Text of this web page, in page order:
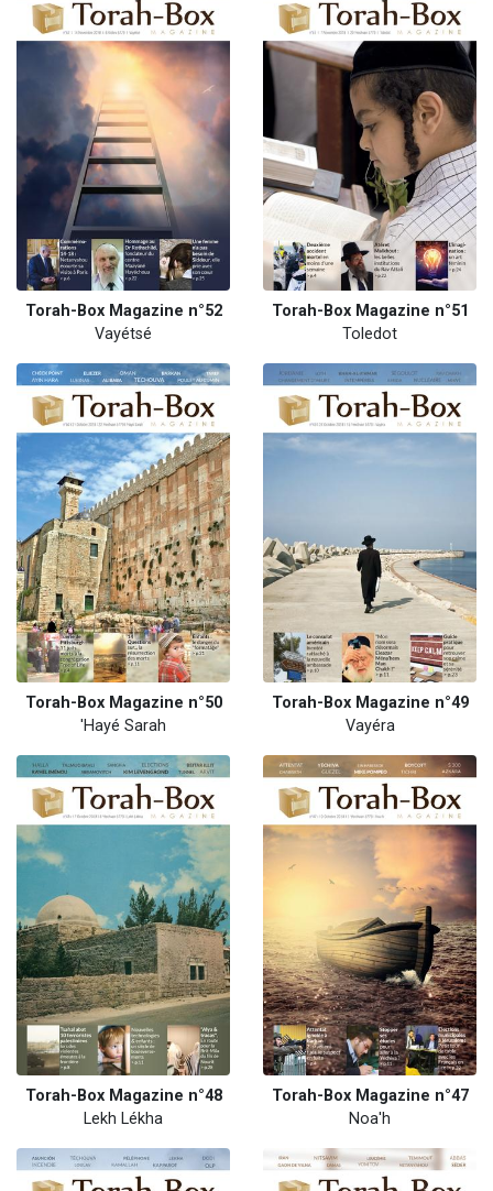
Torah-Box Magazine n°52
Vayétsé
Torah-Box Magazine n°51
Toledot
Torah-Box Magazine n°50
'Hayé Sarah
Torah-Box Magazine n°49
Vayéra
Torah-Box Magazine n°48
Lekh Lékha
Torah-Box Magazine n°47
Noa'h